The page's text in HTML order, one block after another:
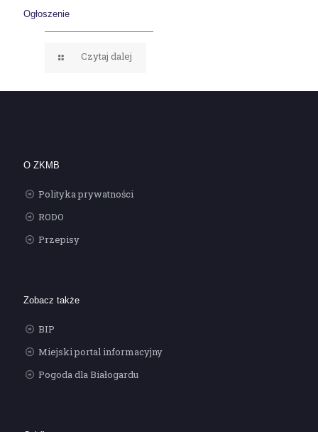
Ogłoszenie
Czytaj dalej
O ZKMB
Polityka prywatności
RODO
Przepisy
Zobacz także
BIP
Miejski portal informacyjny
Pogoda dla Białogardu